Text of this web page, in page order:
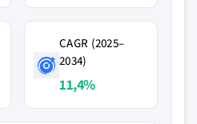
CAGR (2025–
2034)
11,4%